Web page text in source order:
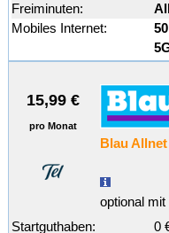
Freiminuten:
Mobiles Internet:
15,99 €
pro Monat
Blau
optional
Startguthaben:
0